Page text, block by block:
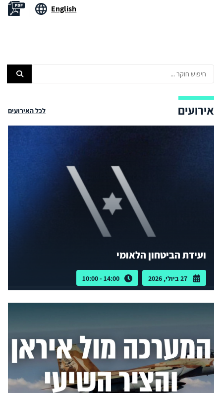
English
אירועים לכל האירועים
ועידת הביטחון הלאומי
27 ביולי, 2026 14:00 - 10:00